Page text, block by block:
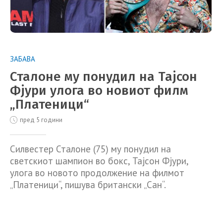
ЗАБАВА
Сталоне му понудил на Тајсон
Фјури улога во новиот филм
„Платеници“
пред 5 години
Силвестер Сталоне (75) му понудил на
светскиот шампион во бокс, Тајсон Фјури,
улога во новото продолжение на филмот
„Платеници“, пишува британски „Сан“.